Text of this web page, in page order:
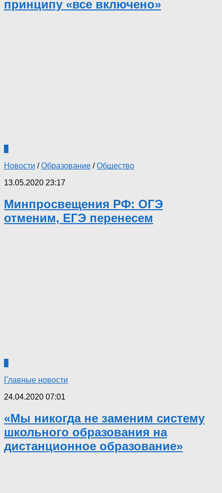
принципу «все включено»
Новости /Образование /Общество
13.05.2020 23:17
Минпросвещения РФ: ОГЭ
отменим, ЕГЭ перенесем
Главные новости
24.04.2020 07:01
«Мы никогда не заменим систему
школьного образования на
дистанционное образование»